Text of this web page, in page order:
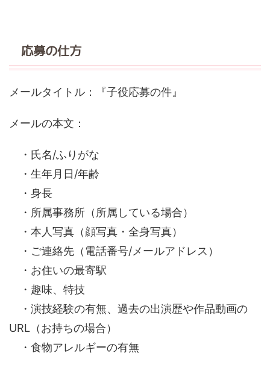
応募の仕方
メールタイトル：『子役応募の件』
メールの本文：
・氏名/ふりがな
・生年月日/年齢
・身長
・所属事務所（所属している場合）
・本人写真（顔写真・全身写真）
・ご連絡先（電話番号/メールアドレス）
・お住いの最寄駅
・趣味、特技
・演技経験の有無、過去の出演歴や作品動画の
URL（お持ちの場合）
・食物アレルギーの有無